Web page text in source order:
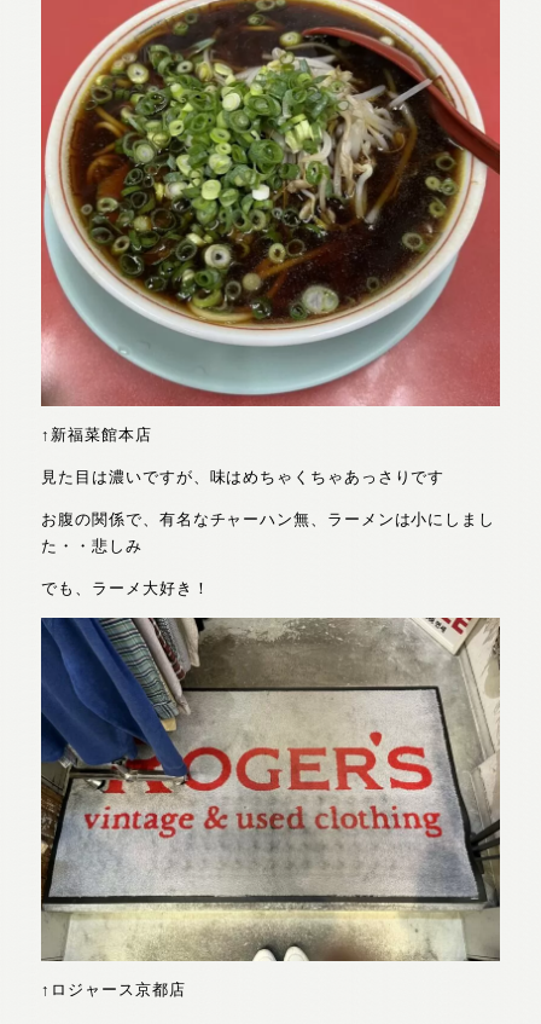
↑新福菜館本店
見た目は濃いですが、味はめちゃくちゃあっさりです
お腹の関係で、有名なチャーハン無、ラーメンは小にしまし
た・・悲しみ
でも、ラーメ大好き！
↑ロジャース京都店